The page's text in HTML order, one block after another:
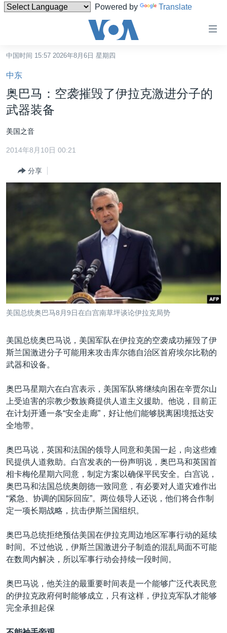
Powered by Translate
碍
链
接
跳
转
内
容
到
中国
最新国际新闻
印太
全球议题
分类新闻
经济·金融·贸易
环境
美中关系
美国建国250周年
埃博拉疫情
重要讲话与声明
台海两岸关系
关注西藏
关注新疆
GEN Z 看美国
关注我们
其他语言网站
中国时间 15:57 2026年8月6日 星期四
中东
奥巴马：空袭摧毁了伊拉克激进分子的
武器装备
美国之音
2014年8月10日 00:21
分享
美国总统奥巴马8月9日在白宫南草坪谈论伊拉克局势
美国总统奥巴马说，美国军队在伊拉克的空袭成功摧毁了伊
斯兰国激进分子可能用来攻击库尔德自治区首府埃尔比勒的
武器和设备。
奥巴马星期六在白宫表示，美国军队将继续向困在辛贾尔山
上受迫害的宗教少数族裔提供人道主义援助。他说，目前正
在计划开通一条“安全走廊”，好让他们能够脱离困境抵达安
全地带。
奥巴马说，英国和法国的领导人同意和美国一起，向这些难
民提供人道救助。白宫发表的一份声明说，奥巴马和英国首
相卡梅伦星期六同意，制定方案以确保平民安全。白宫说，
奥巴马和法国总统奥朗德一致同意，有必要对人道灾难作出
“紧急、协调的国际回应”。两位领导人还说，他们将合作制
定一项长期战略，抗击伊斯兰国组织。
奥巴马总统拒绝预估美国在伊拉克周边地区军事行动的延续
时间。不过他说，伊斯兰国激进分子制造的混乱局面不可能
在数周内解决，所以军事行动会持续一段时间。
奥巴马说，他关注的最重要时间表是一个能够广泛代表民意
的伊拉克政府何时能够成立，只有这样，伊拉克军队才能够
完全承担起保